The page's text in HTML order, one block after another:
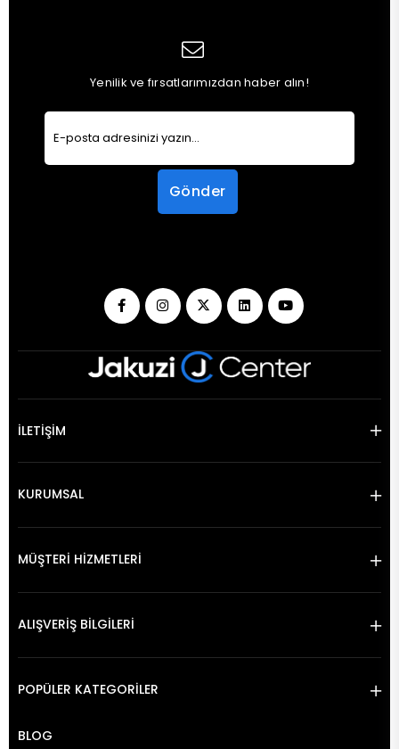
Yenilik ve fırsatlarımızdan haber alın!
Gönder
İLETİŞİM
KURUMSAL
MÜŞTERİ HİZMETLERİ
ALIŞVERİŞ BİLGİLERİ
POPÜLER KATEGORİLER
BLOG